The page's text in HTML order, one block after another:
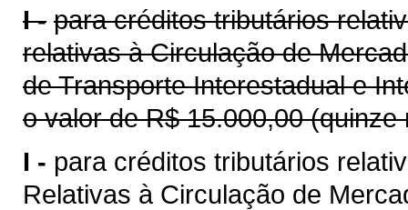
I - para créditos tributários
relativas à Circulação de
de Transporte Interestadual e
o valor de R$ 15.000,00
I - para créditos tributários
Relativas à Circulação de